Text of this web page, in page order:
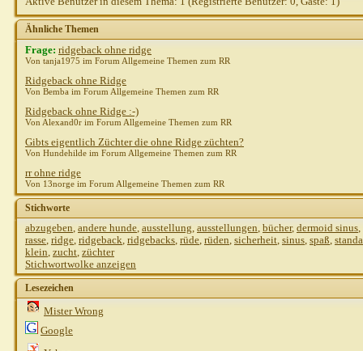
Ähnliche Themen
Frage: ridgeback ohne ridge
Von tanja1975 im Forum Allgemeine Themen zum RR
Ridgeback ohne Ridge
Von Bemba im Forum Allgemeine Themen zum RR
Ridgeback ohne Ridge :-)
Von Alexand0r im Forum Allgemeine Themen zum RR
Gibts eigentlich Züchter die ohne Ridge züchten?
Von Hundehilde im Forum Allgemeine Themen zum RR
rr ohne ridge
Von 13norge im Forum Allgemeine Themen zum RR
Stichworte
abzugeben, andere hunde, ausstellung, ausstellungen, bücher, dermoid sinus,
rasse, ridge, ridgeback, ridgebacks, rüde, rüden, sicherheit, sinus, spaß,
klein, zucht, züchter
Stichwortwolke anzeigen
Lesezeichen
Mister Wrong
Google